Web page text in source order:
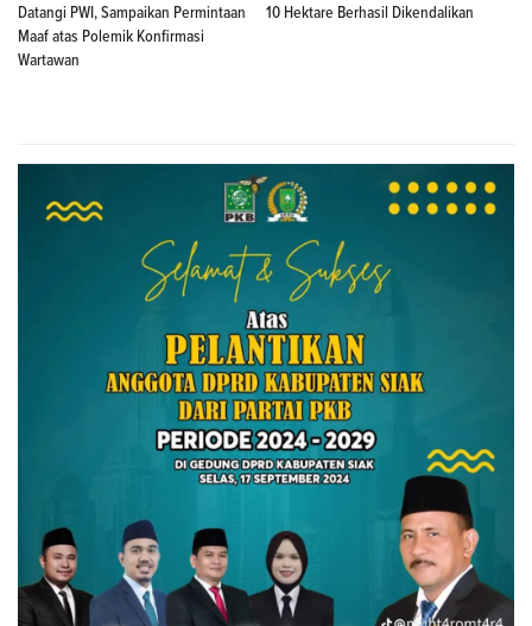
Datangi PWI, Sampaikan Permintaan
Maaf atas Polemik Konfirmasi
Wartawan
10 Hektare Berhasil Dikendalikan